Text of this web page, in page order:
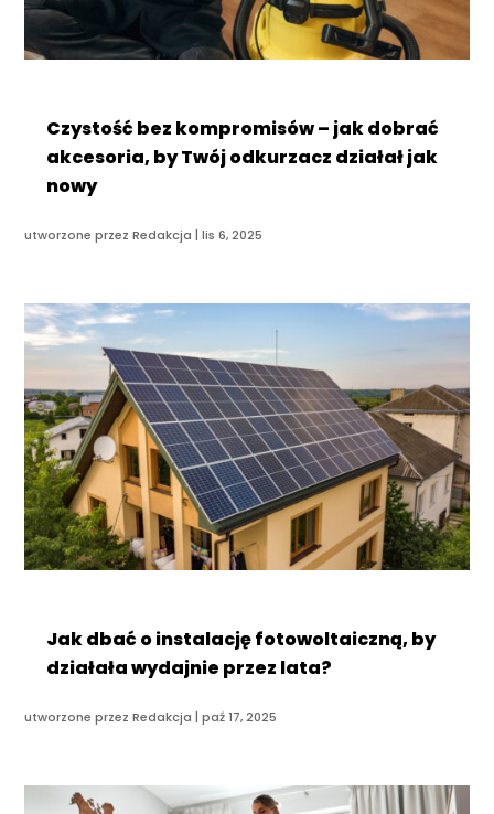
Czystość bez kompromisów – jak dobrać
akcesoria, by Twój odkurzacz działał jak
nowy
utworzone przezRedakcja |lis 6, 2025
Jak dbać o instalację fotowoltaiczną, by
działała wydajnie przez lata?
utworzone przezRedakcja |paź 17, 2025